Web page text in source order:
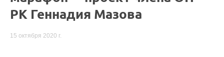
РК Геннадия Мазова
15 октября 2020 г.